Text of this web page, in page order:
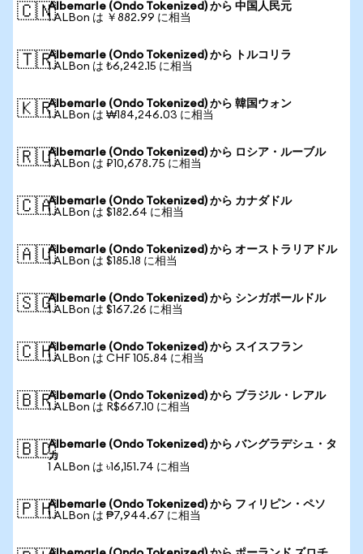
🇨🇳Albemarle (Ondo Tokenized) から 中国人民元
1 ALBon は ￥882.99 に相当
🇹🇷Albemarle (Ondo Tokenized) から トルコリラ
1 ALBon は ₺6,242.15 に相当
🇰🇷Albemarle (Ondo Tokenized) から 韓国ウォン
1 ALBon は ₩184,246.03 に相当
🇷🇺Albemarle (Ondo Tokenized) から ロシア・ルーブル
1 ALBon は ₽10,678.75 に相当
🇨🇦Albemarle (Ondo Tokenized) から カナダドル
1 ALBon は $182.64 に相当
🇦🇺Albemarle (Ondo Tokenized) から オーストラリアドル
1 ALBon は $185.18 に相当
🇸🇬Albemarle (Ondo Tokenized) から シンガポールドル
1 ALBon は $167.26 に相当
🇨🇭Albemarle (Ondo Tokenized) から スイスフラン
1 ALBon は CHF 105.84 に相当
🇧🇷Albemarle (Ondo Tokenized) から ブラジル・レアル
1 ALBon は R$667.10 に相当
🇧🇩Albemarle (Ondo Tokenized) から バングラデシュ・タ
カ
1 ALBon は ৳16,151.74 に相当
🇵🇭Albemarle (Ondo Tokenized) から フィリピン・ペソ
1 ALBon は ₱7,944.67 に相当